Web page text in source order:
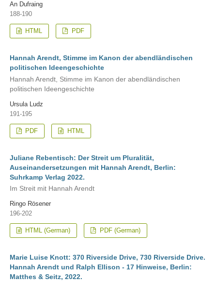
An Dufraing
188-190
HTML PDF
Hannah Arendt, Stimme im Kanon der abendländischen
politischen Ideengeschichte
Hannah Arendt, Stimme im Kanon der abendländischen
politischen Ideengeschichte
Ursula Ludz
191-195
PDF HTML
Juliane Rebentisch: Der Streit um Pluralität,
Auseinandersetzungen mit Hannah Arendt, Berlin:
Suhrkamp Verlag 2022.
Im Streit mit Hannah Arendt
Ringo Rösener
196-202
HTML (German) PDF (German)
Marie Luise Knott: 370 Riverside Drive, 730 Riverside Drive.
Hannah Arendt und Ralph Ellison - 17 Hinweise, Berlin:
Matthes & Seitz, 2022.